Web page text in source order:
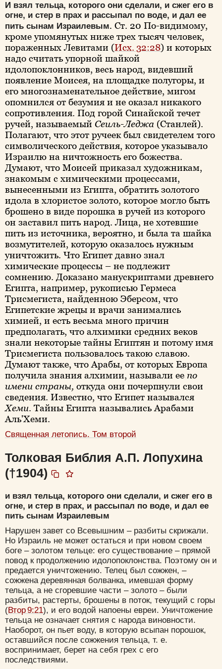
И взял тельца, которого они сделали, и сжег его в
огне, и стер в прах и рассыпал по воде, и дал ее
пить сынам Израилевым. Ст. 20 По-видимому,
кроме упомянутых ниже трех тысяч человек,
пораженных Левитами (Исх. 32:28) и которых
надо считать упорной шайкой
идолопоклонников, весь народ, видевший
появление Моисея, на площадке полугоры, и
его многознаменательное действие, мигом
опомнился от безумия и не оказал никакого
сопротивления. Под горой Синайской течет
ручей, называемый Сеиль-Леджа (Станлей).
Полагают, что этот ручеек был свидетелем того
символического действия, которое указывало
Израилю на ничтожность его божества.
Думают, что Моисей приказал художникам,
знакомым с химическими процессами,
вынесенными из Египта, обратить золотого
идола в хлористое золото, которое могло быть
брошено в виде порошка в ручей из которого
он заставил пить народ. Лица, не хотевшие
пить из источника, вероятно, и была та шайка
возмутителей, которую оказалось нужным
уничтожить. Что Египет давно знал
химические процессы – не подлежит
сомнению. Доказано манускриптами древнего
Египта, например, рукописью Гермеса
Трисмегиста, найденною Эберсом, что
Египетские жрецы и врачи занимались
химией, и есть весьма много причин
предполагать, что алхимики средних веков
знали некоторые тайны Египтян и потому имя
Трисмегиста пользовалось такою славою.
Думают также, что Арабы, от которых Европа
получила знания алхимии, называли ее по
имени страны, откуда они почерпнули свои
сведения. Известно, что Египет назывался
Хеми. Тайны Египта назывались Арабами
Аль'Хеми.
Священная летопись. Том второй
Толковая Библия А.П. Лопухина
(†1904)
и взял тельца, которого они сделали, и сжег его в
огне, и стер в прах, и рассыпал по воде, и дал ее
пить сынам Израилевым
Нарушен завет со Всевышним – разбиты скрижали.
Но Израиль не может остаться и при новом своем
боге – золотом тельце: его существование – прямой
повод к продолжению идолопоклонства. Поэтому он и
предается уничтожению. Телец был сожжен, –
сожжена деревянная болванка, имевшая форму
тельца, а не сгоревшие части – золото – были
разбиты, растерты, брошены в поток, текущий с горы
(Втор 9:21), и его водой напоены евреи. Уничтожение
тельца не означает снятия с народа виновности.
Наоборот, он пьет воду, в которую всыпан порошок,
оставшийся после сожжения тельца, т. е.
воспринимает, берет на себя грех с его
последствиями.